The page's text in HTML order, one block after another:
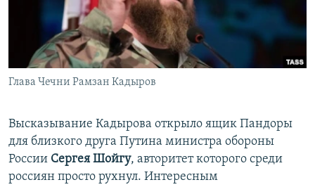
Глава Чечни Рамзан Кадыров
Высказывание Кадырова открыло ящик Пандоры
для близкого друга Путина министра обороны
России Сергея Шойгу, авторитет которого среди
россиян просто рухнул. Интересным